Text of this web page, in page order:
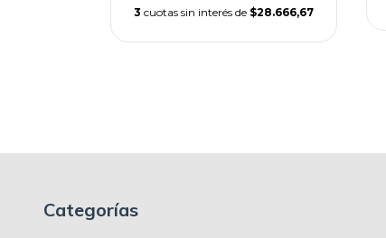
3 cuotas sin interés de $28.666,67
Categorías